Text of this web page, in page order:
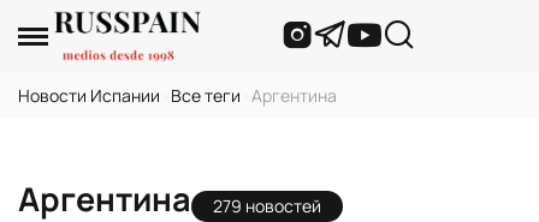
Новости Испании Все теги Аргентина
Аргентина 279 новостей